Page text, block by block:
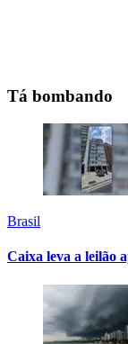
Tá bombando
Brasil
Caixa leva a leilão